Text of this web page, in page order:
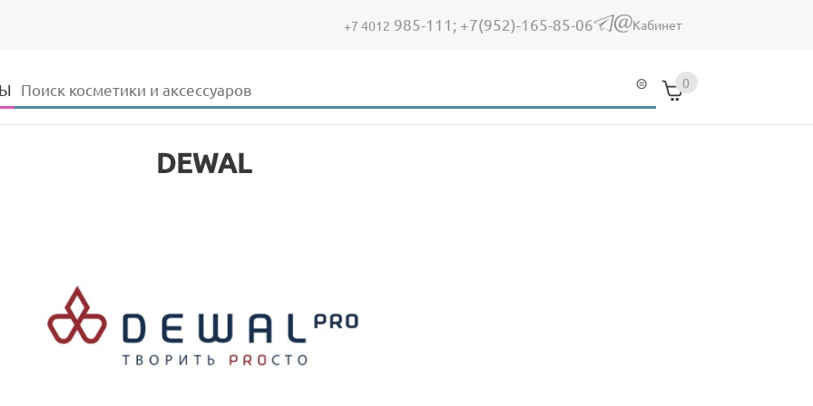
+7 4012 985-111; +7(952)-165-85-06 (link sends e-mail)
Кабинет
Форма поиска
Поиск 0
DEWAL